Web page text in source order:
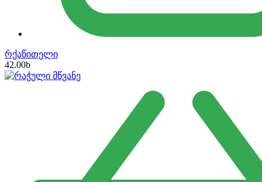
რქაწითელი
42.00b